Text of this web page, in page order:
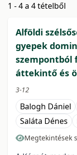
1 - 4 a 4 tételből
Alföldi
gyepek
szempontból
áttekintő és
3-12
Balogh Dániel
Saláta Dénes
Megtekintések